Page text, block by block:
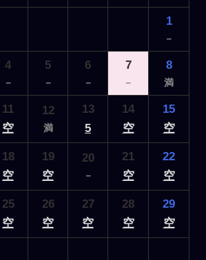
1
－
4
－
5
－
6
－
7
－
8
満
11
空
12
満
13
5
14
空
15
空
18
空
19
空
20
－
21
空
22
空
25
空
26
空
27
空
28
空
29
空